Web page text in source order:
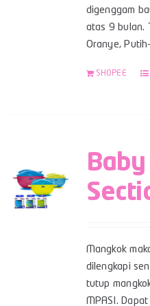
digenggam
atas 9 bulan.
Oranye,
SHOPEE
Mangkok
dilengkapi
tutup
MPASI.